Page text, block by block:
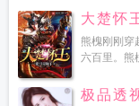
大楚怀
熊槐刚刚穿
六百里。熊
极品透